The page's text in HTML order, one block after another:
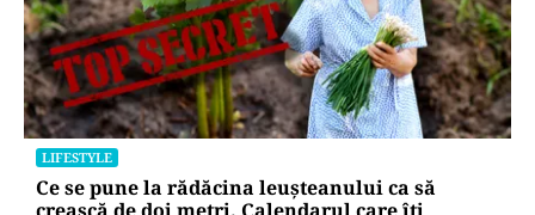
LIFESTYLE
Ce se pune la rădăcina leușteanului ca să